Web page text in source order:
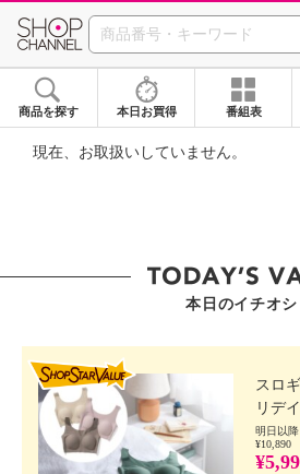
SHOP
商品を探す 本日お買得 番組表
現在、お取扱いしていません。
本日のイチオシ
スロ
リデ
明日以降
¥10,890